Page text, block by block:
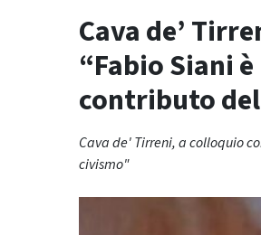
Cava de’
“Fabio Siani
contributo
Cava de' Tirreni, a colloquio
civismo"